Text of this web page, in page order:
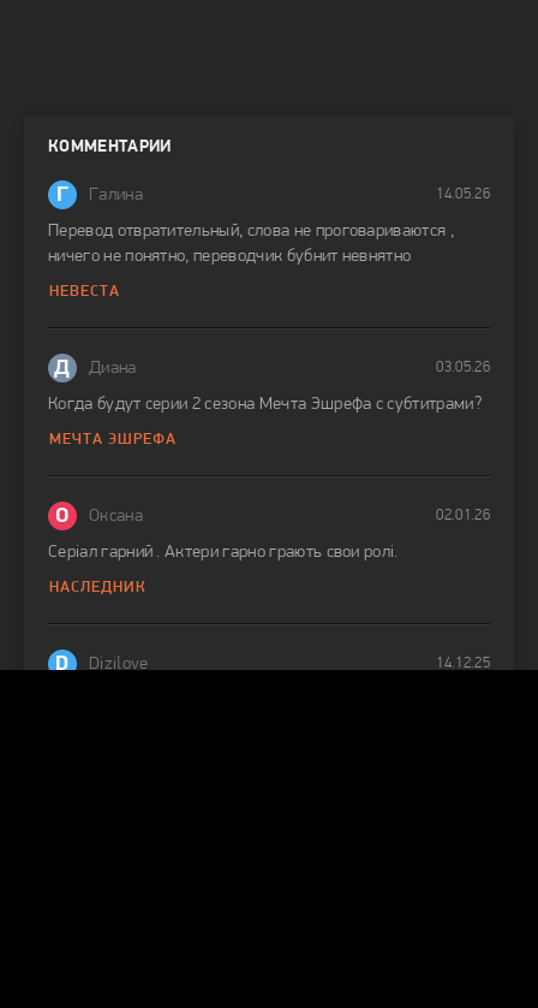
КОММЕНТАРИИ
Г Галина 14.05.26
Перевод отвратительный, слова не проговариваются ,
ничего не понятно, переводчик бубнит невнятно
НЕВЕСТА
Д Диана 03.05.26
Когда будут серии 2 сезона Мечта Эшрефа с субтитрами?
МЕЧТА ЭШРЕФА
О Оксана 02.01.26
Серіал гарний . Актери гарно грають свои ролі.
НАСЛЕДНИК
D Dizilove 14.12.25